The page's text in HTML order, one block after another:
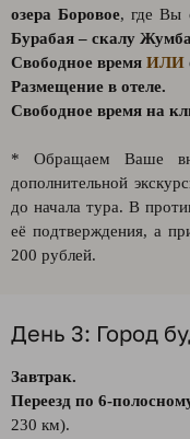
озера Боровое, где Вы
Бурабая – скалу
Свободное время ИЛИ
Размещение в отеле.
Свободное время на
* Обращаем Ваше
дополнительной
до начала тура. В
её подтверждения, а
200 рублей.
День 3: Город
Завтрак.
Переезд по 6-
230 км).